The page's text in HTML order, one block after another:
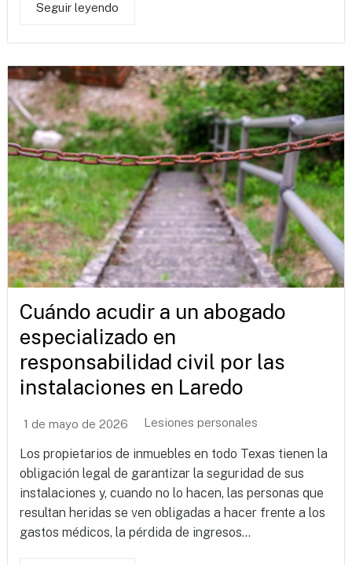
Seguir leyendo
Cuándo acudir a un abogado
especializado en
responsabilidad civil por las
instalaciones en Laredo
1 de mayo de 2026 Lesiones personales
Los propietarios de inmuebles en todo Texas tienen la
obligación legal de garantizar la seguridad de sus
instalaciones y, cuando no lo hacen, las personas que
resultan heridas se ven obligadas a hacer frente a los
gastos médicos, la pérdida de ingresos...